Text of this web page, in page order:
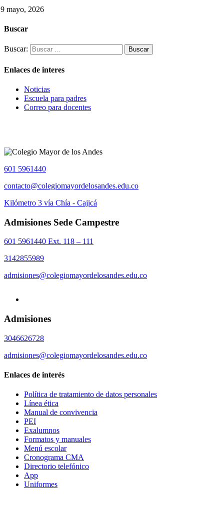
mayo, 2026
Buscar
Buscar:
Enlaces de interes
Noticias
Escuela para padres
Correo para docentes
601 5961440
contacto@colegiomayordelosandes.edu.co
Kilómetro 3 vía Chía - Cajicá
Admisiones Sede Campestre
601 5961440 Ext. 118 – 111
3142855989
admisiones@colegiomayordelosandes.edu.co
Admisiones
3046626728
admisiones@colegiomayordelosandes.edu.co
Enlaces de interés
Política de tratamiento de datos personales
Línea ética
Manual de convivencia
PEI
Exalumnos
Formatos y manuales
Menú escolar
Cronograma CMA
Directorio telefónico
App
Uniformes